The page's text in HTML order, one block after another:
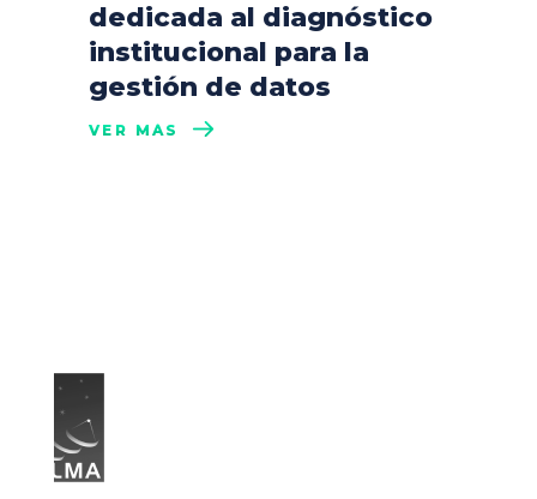
dedicada al diagnóstico
institucional para la
gestión de datos
VER MÁS